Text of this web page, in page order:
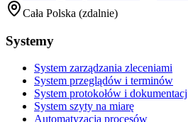
Cała Polska (zdalnie)
Systemy
System zarządzania zleceniami
System przeglądów i terminów
System protokołów i
System szyty na miarę
Automatyzacja procesów